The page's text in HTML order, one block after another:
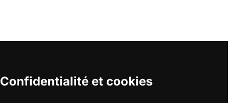
Confidentialité et cookies